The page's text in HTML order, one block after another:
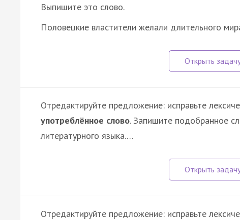
Выпишите это слово.
Половецкие властители желали длительного
Отредактируйте предложение: исправьте
употреблённое слово. Запишите подобранное
литературного языка.…
Отредактируйте предложение: исправьте